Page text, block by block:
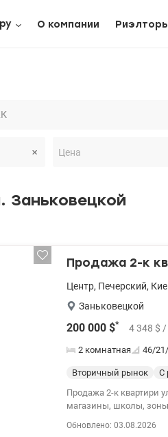
О компании
Заньковецкой
Продажа 2-к
Центр, Печерский,
Заньковецкой
200 000 $* 4 348 $ /
2 комнатная 46/
Вторичный рынок С
Продажа 2-к квартири
магазины, школы, зоны
Обновлено: 03.08.2026